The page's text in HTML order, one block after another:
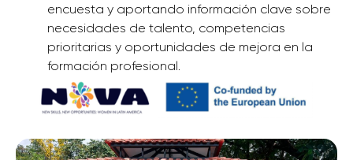
encuesta y aportando información clave sobre
necesidades de talento, competencias
prioritarias y oportunidades de mejora en la
formación profesional.